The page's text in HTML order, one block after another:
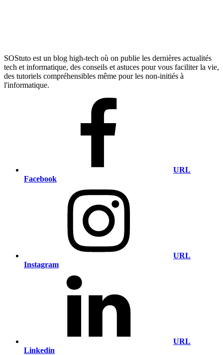
SOStuto est un blog high-tech où on publie les dernières actualités
tech et informatique, des conseils et astuces pour vous faciliter la vie,
des tutoriels compréhensibles même pour les non-initiés à
l'informatique.
URL
Facebook
URL
Instagram
URL
Linkedin